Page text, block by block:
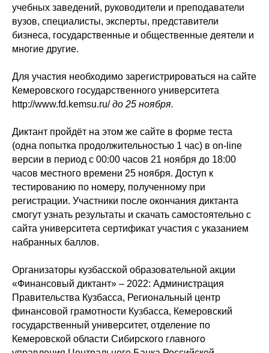
учебных заведений, руководители и преподаватели
вузов, специалисты, эксперты, представители
бизнеса, государственные и общественные деятели и
многие другие.
Для участия необходимо зарегистрироваться на сайте
Кемеровского государственного университета
http://www.fd.kemsu.ru/до 25 ноября.
Диктант пройдёт на этом же сайте в форме теста
(одна попытка продолжительностью 1 час) в on-line
версии в период с 00:00 часов 21 ноября до 18:00
часов местного времени 25 ноября. Доступ к
тестированию по номеру, полученному при
регистрации. Участники после окончания диктанта
смогут узнать результаты и скачать самостоятельно с
сайта университета сертификат участия с указанием
набранных баллов.
Организаторы кузбасской образовательной акции
«Финансовый диктант» – 2022: Администрация
Правительства Кузбасса, Региональный центр
финансовой грамотности Кузбасса, Кемеровский
государственный университет, отделение по
Кемеровской области Сибирского главного